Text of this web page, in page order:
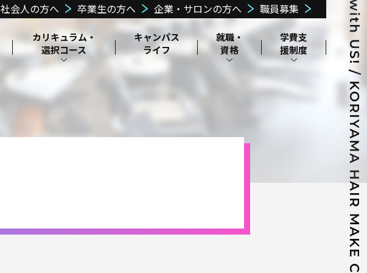
よくある質問
周辺環境
郡山美容協会に
カリキュラム・
選択コース
在校生の声
キャンパス
ライフ
就職・
資格
学費⽀
援制度
郡山ヘアメイクカ
レッジ独自の学
費支援制度
構奨学⾦制度
社会人の方へ 卒業生の方へ 企業・サロンの方へ 職員募集